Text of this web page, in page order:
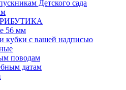
Детского сада
56 мм
кубки с вашей надписью
поводам
датам